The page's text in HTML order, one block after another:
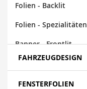
Folien - Backlit
Folien - Spezialitäten
Banner - Frontlit
Banner - Backlit
Banner - Blockout
FAHRZEUGDESIGN
FENSTERFOLIEN